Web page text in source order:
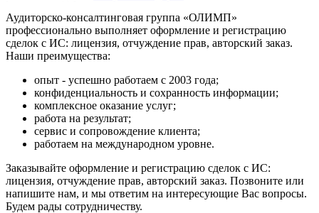
Аудиторско-консалтинговая группа «ОЛИМП»
профессионально выполняет оформление и регистрацию
сделок с ИС: лицензия, отчуждение прав, авторский заказ.
Наши преимущества:
опыт - успешно работаем с 2003 года;
конфиденциальность и сохранность информации;
комплексное оказание услуг;
работа на результат;
сервис и сопровождение клиента;
работаем на международном уровне.
Заказывайте оформление и регистрацию сделок с ИС:
лицензия, отчуждение прав, авторский заказ. Позвоните или
напишите нам, и мы ответим на интересующие Вас вопросы.
Будем рады сотрудничеству.